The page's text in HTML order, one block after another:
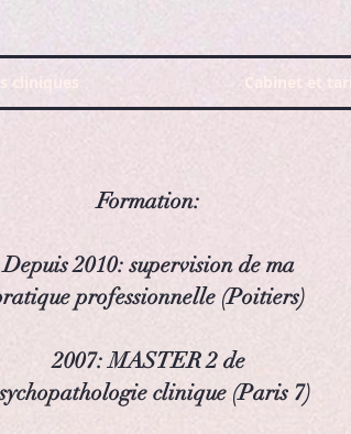
cliniques Cabinet et
Formation:
Depuis 2010: supervision de ma
professionnelle (Poitiers)
2007: MASTER 2 de
clinique (Paris 7)